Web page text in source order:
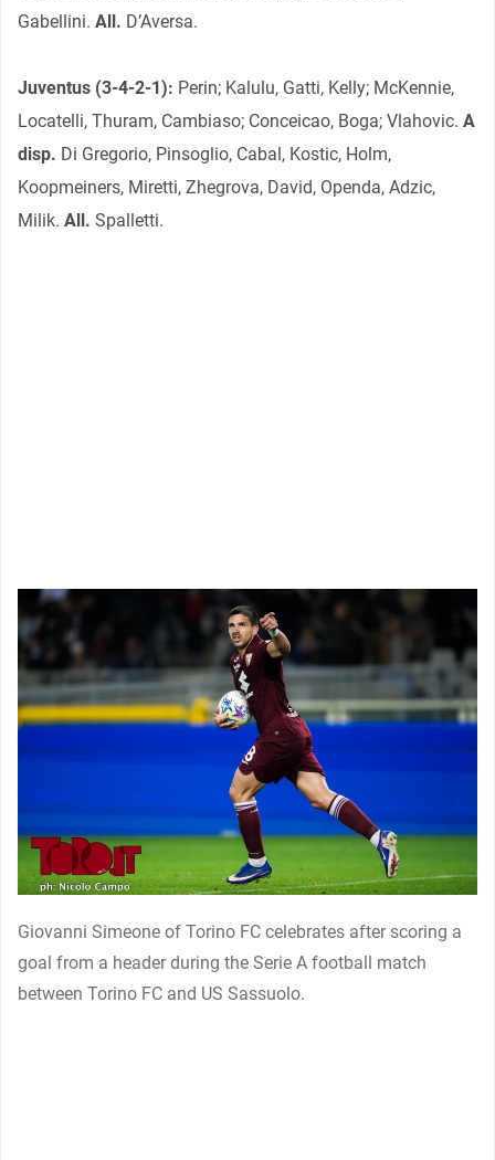
Gabellini. All. D’Aversa.
Juventus (3-4-2-1): Perin; Kalulu, Gatti, Kelly; McKennie,
Locatelli, Thuram, Cambiaso; Conceicao, Boga; Vlahovic. A
disp. Di Gregorio, Pinsoglio, Cabal, Kostic, Holm,
Koopmeiners, Miretti, Zhegrova, David, Openda, Adzic,
Milik. All. Spalletti.
Giovanni Simeone of Torino FC celebrates after scoring a
goal from a header during the Serie A football match
between Torino FC and US Sassuolo.